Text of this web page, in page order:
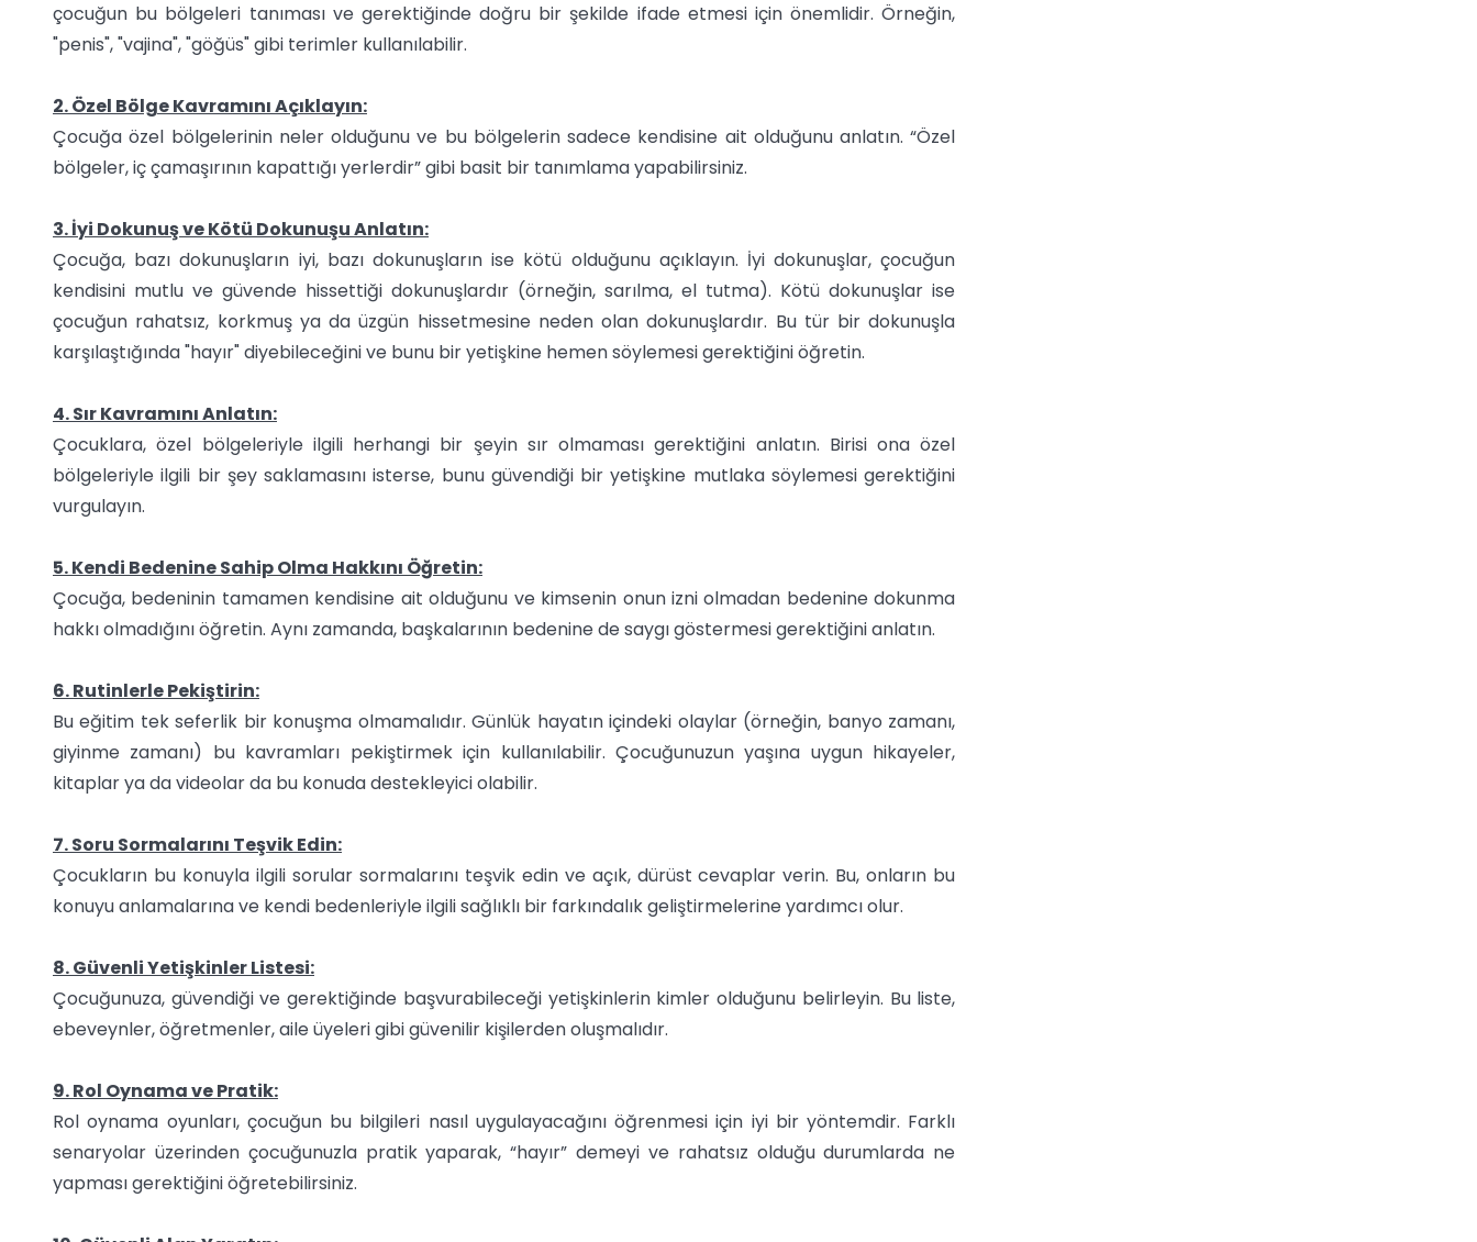
çocuğun bu bölgeleri tanıması ve gerektiğinde doğru bir şekilde ifade etmesi için önemlidir. Örneğin,
"penis", "vajina", "göğüs" gibi terimler kullanılabilir.
2. Özel Bölge Kavramını Açıklayın:
Çocuğa özel bölgelerinin neler olduğunu ve bu bölgelerin sadece kendisine ait olduğunu anlatın. “Özel
bölgeler, iç çamaşırının kapattığı yerlerdir” gibi basit bir tanımlama yapabilirsiniz.
3. İyi Dokunuş ve Kötü Dokunuşu Anlatın:
Çocuğa, bazı dokunuşların iyi, bazı dokunuşların ise kötü olduğunu açıklayın. İyi dokunuşlar, çocuğun
kendisini mutlu ve güvende hissettiği dokunuşlardır (örneğin, sarılma, el tutma). Kötü dokunuşlar ise
çocuğun rahatsız, korkmuş ya da üzgün hissetmesine neden olan dokunuşlardır. Bu tür bir dokunuşla
karşılaştığında "hayır" diyebileceğini ve bunu bir yetişkine hemen söylemesi gerektiğini öğretin.
4. Sır Kavramını Anlatın:
Çocuklara, özel bölgeleriyle ilgili herhangi bir şeyin sır olmaması gerektiğini anlatın. Birisi ona özel
bölgeleriyle ilgili bir şey saklamasını isterse, bunu güvendiği bir yetişkine mutlaka söylemesi gerektiğini
vurgulayın.
5. Kendi Bedenine Sahip Olma Hakkını Öğretin:
Çocuğa, bedeninin tamamen kendisine ait olduğunu ve kimsenin onun izni olmadan bedenine dokunma
hakkı olmadığını öğretin. Aynı zamanda, başkalarının bedenine de saygı göstermesi gerektiğini anlatın.
6. Rutinlerle Pekiştirin:
Bu eğitim tek seferlik bir konuşma olmamalıdır. Günlük hayatın içindeki olaylar (örneğin, banyo zamanı,
giyinme zamanı) bu kavramları pekiştirmek için kullanılabilir. Çocuğunuzun yaşına uygun hikayeler,
kitaplar ya da videolar da bu konuda destekleyici olabilir.
7. Soru Sormalarını Teşvik Edin:
Çocukların bu konuyla ilgili sorular sormalarını teşvik edin ve açık, dürüst cevaplar verin. Bu, onların bu
konuyu anlamalarına ve kendi bedenleriyle ilgili sağlıklı bir farkındalık geliştirmelerine yardımcı olur.
8. Güvenli Yetişkinler Listesi:
Çocuğunuza, güvendiği ve gerektiğinde başvurabileceği yetişkinlerin kimler olduğunu belirleyin. Bu liste,
ebeveynler, öğretmenler, aile üyeleri gibi güvenilir kişilerden oluşmalıdır.
9. Rol Oynama ve Pratik:
Rol oynama oyunları, çocuğun bu bilgileri nasıl uygulayacağını öğrenmesi için iyi bir yöntemdir. Farklı
senaryolar üzerinden çocuğunuzla pratik yaparak, “hayır” demeyi ve rahatsız olduğu durumlarda ne
yapması gerektiğini öğretebilirsiniz.